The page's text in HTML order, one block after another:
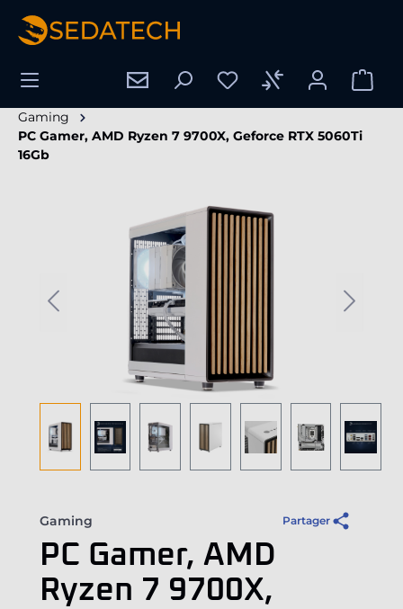
principal
Gaming
PC Gamer, AMD Ryzen 7 9700X, Geforce RTX 5060Ti
16Gb
Ignorer la galerie d'images
Gaming Partager
PC Gamer, AMD
Ryzen 7 9700X,